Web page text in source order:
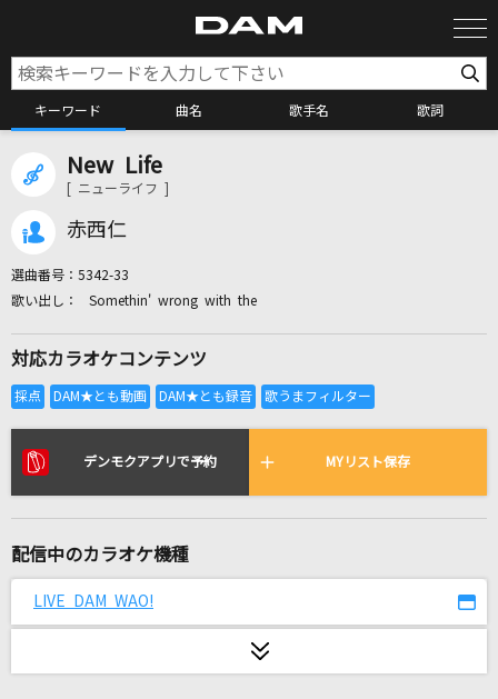
キーワード 曲名 歌手名 歌詞
全国りれき
リアルタイムで歌われている曲の一覧
青春”サブリミナル”
ANIMA
New Life
[ ニューライフ ]
赤西仁
選曲番号： 5342-33
Somethin' wrong with the
対応カラオケコンテンツ
デンモクアプリで予約 MYリスト保存
配信中のカラオケ機種
LIVE DAM WAO!